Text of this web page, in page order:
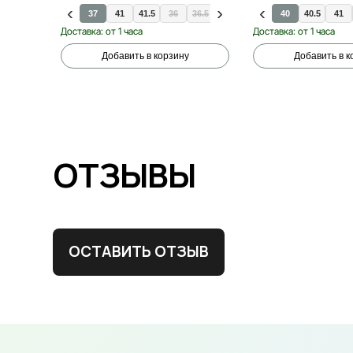
37 41 41.5 36 36.5 37.5 38.5 39 39.5
Доставка: от 1 часа
Добавить в корзину
40 40.5 41
Доставка: от 1 часа
Добавить в
ОТЗЫВЫ
ОСТАВИТЬ ОТЗЫВ